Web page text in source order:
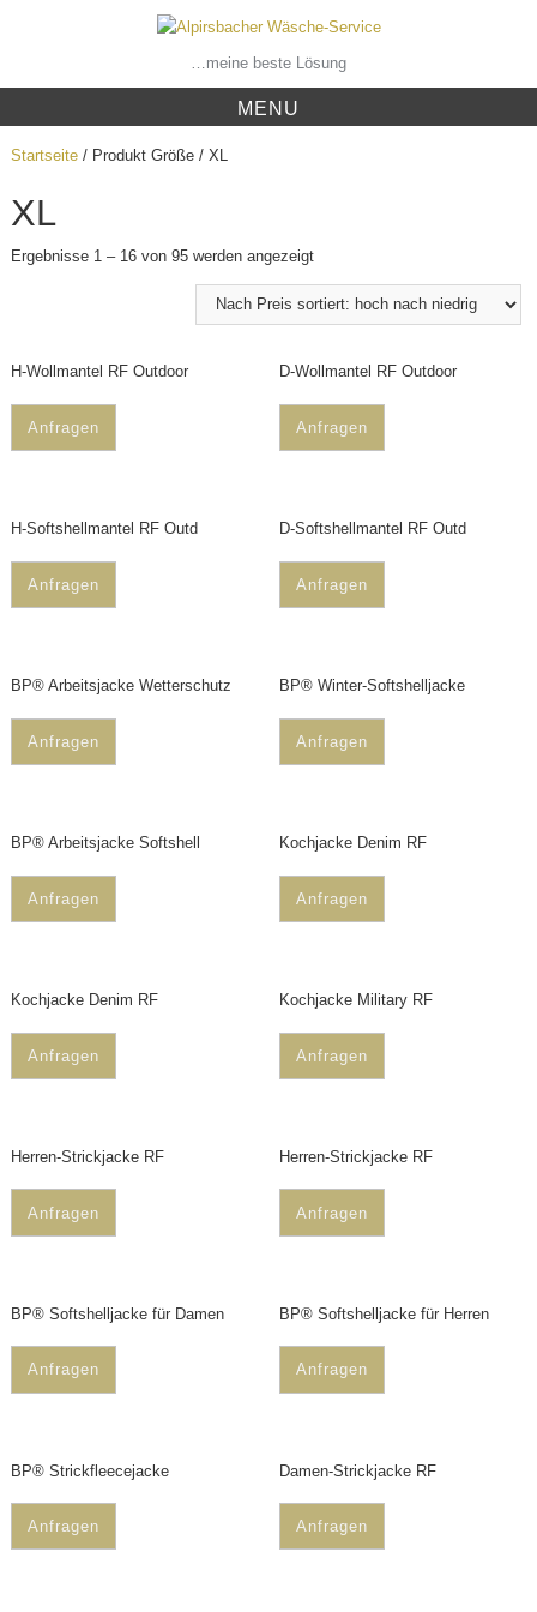
…meine beste Lösung
MENU
Startseite/ Produkt Größe / XL
XL
Ergebnisse 1 – 16 von 95 werden angezeigt
H-Wollmantel RF Outdoor
Anfragen
D-Wollmantel RF Outdoor
Anfragen
H-Softshellmantel RF Outd
Anfragen
D-Softshellmantel RF Outd
Anfragen
BP® Arbeitsjacke Wetterschutz
Anfragen
BP® Winter-Softshelljacke
Anfragen
BP® Arbeitsjacke Softshell
Anfragen
Kochjacke Denim RF
Anfragen
Kochjacke Denim RF
Anfragen
Kochjacke Military RF
Anfragen
Herren-Strickjacke RF
Anfragen
Herren-Strickjacke RF
Anfragen
BP® Softshelljacke für Damen
Anfragen
BP® Softshelljacke für Herren
Anfragen
BP® Strickfleecejacke
Anfragen
Damen-Strickjacke RF
Anfragen